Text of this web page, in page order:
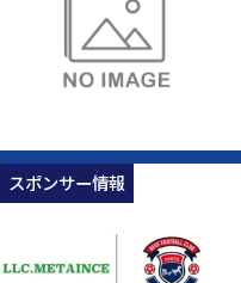
スポンサー情報